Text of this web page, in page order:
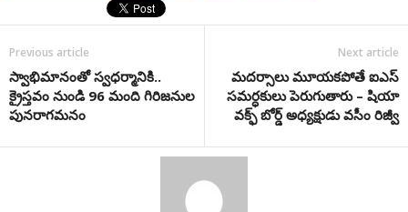
Previous article
స్వాభిమానంతో స్వధర్మానికి..
క్రైస్తవం నుండి 96 మంది గిరిజనుల
పునరాగమనం
Next article
మదర్సాలు మూయకపోతే ఐఎస్
సమర్ధకులు పెరుగుతారు – షియా
వక్ఫ్ బోర్డ్ అధ్యక్షుడు వసీం రిజ్వీ